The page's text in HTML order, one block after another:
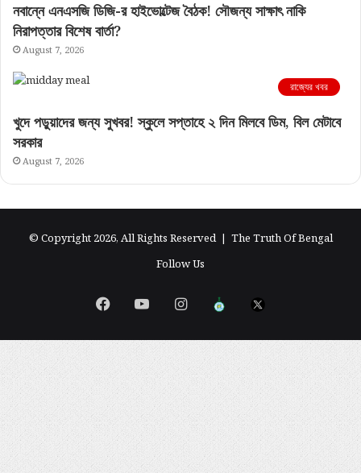
নবান্নে এনএসজি ডিজি-র হাইভোল্টেজ বৈঠক! সৌজন্য সাক্ষাৎ নাকি
নিরাপত্তার বিশেষ বার্তা?
August 7, 2026
রাজ্যের খবর
খুদে পড়ুয়াদের জন্য সুখবর! স্কুলে সপ্তাহে ২ দিন মিলবে ডিম, বিল মেটাবে
সরকার
August 7, 2026
© Copyright 2026, All Rights Reserved | The Truth Of Bengal
Follow Us
FacebookYouTubeInstagram
এগিয়ে
বাংলা